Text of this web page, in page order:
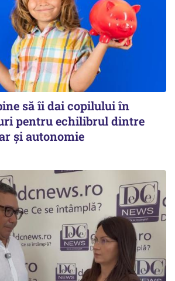
să îi dai copilului în
pentru echilibrul dintre
și autonomie